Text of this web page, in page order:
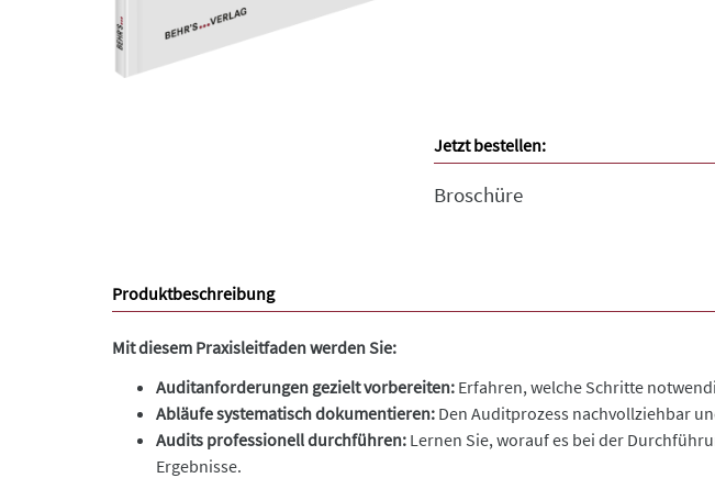
Jetzt bestellen:
Broschüre
Produktbeschreibung
Mit diesem Praxisleitfaden werden Sie:
Auditanforderungen gezielt vorbereiten: Erfahren, welche Schritte
Abläufe systematisch dokumentieren: Den Auditprozess nachvollziehbar
Audits professionell durchführen: Lernen Sie, worauf es bei der
Ergebnisse.